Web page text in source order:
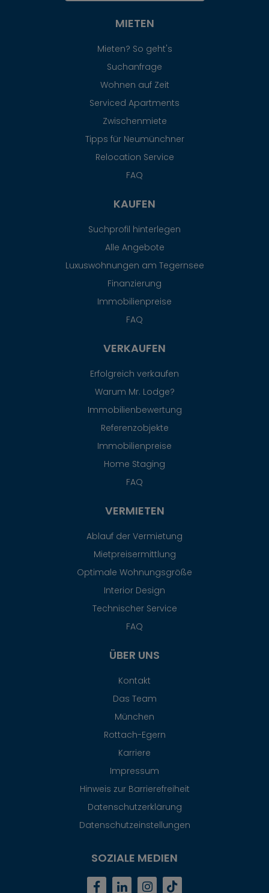
MIETEN
Mieten? So geht's
Suchanfrage
Wohnen auf Zeit
Serviced Apartments
Zwischenmiete
Tipps für Neumünchner
Relocation Service
FAQ
KAUFEN
Suchprofil hinterlegen
Alle Angebote
Luxuswohnungen am Tegernsee
Finanzierung
Immobilienpreise
FAQ
VERKAUFEN
Erfolgreich verkaufen
Warum Mr. Lodge?
Immobilienbewertung
Referenzobjekte
Immobilienpreise
Home Staging
FAQ
VERMIETEN
Ablauf der Vermietung
Mietpreisermittlung
Optimale Wohnungsgröße
Interior Design
Technischer Service
FAQ
ÜBER UNS
Kontakt
Das Team
München
Rottach-Egern
Karriere
Impressum
Hinweis zur Barrierefreiheit
Datenschutzerklärung
Datenschutzeinstellungen
SOZIALE MEDIEN